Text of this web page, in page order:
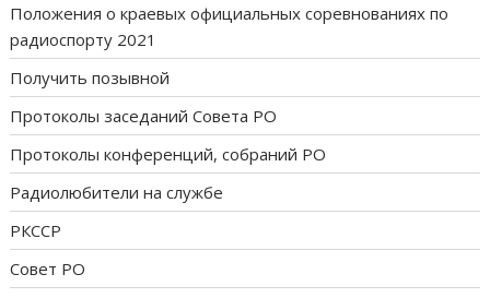
Положения о краевых официальных соревнованиях по
радиоспорту 2021
Получить позывной
Протоколы заседаний Совета РО
Протоколы конференций, собраний РО
Радиолюбители на службе
РКССР
Совет РО